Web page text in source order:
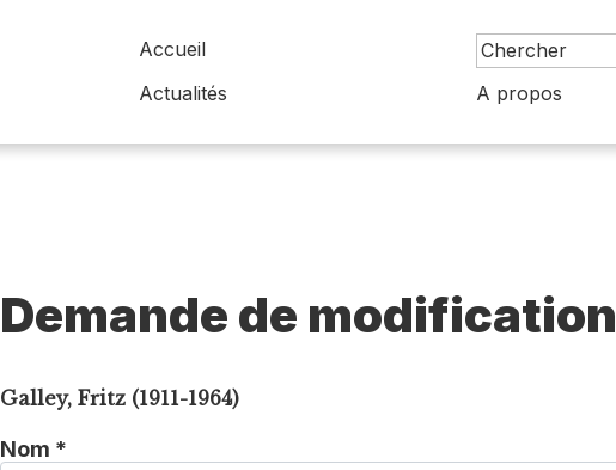
Accueil
Actualités
A propos
Demande de modification
Galley, Fritz (1911-1964)
Nom *